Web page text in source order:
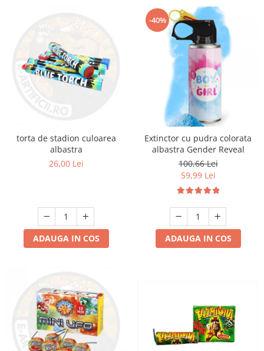
torta de stadion culoarea
albastra
26,00 Lei
ADAUGA IN COS
-40%
Extinctor cu pudra colorata
albastra Gender Reveal
100,66 Lei
59,99 Lei
ADAUGA IN COS